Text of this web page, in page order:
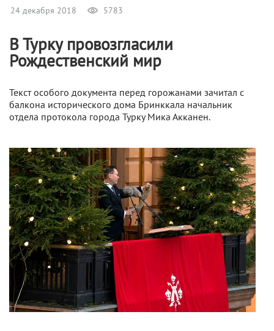
24 декабря 2018 5783
В Турку провозгласили
Рождественский мир
Текст особого документа перед горожанами зачитал с
балкона исторического дома Бринккала начальник
отдела протокола города Турку Мика Акканен.